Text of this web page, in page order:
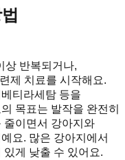
상 반복되거나,
제 치료를 시작해요.
티라세탐 등을
목표는 발작을 완전히
줄이면서 강아지와
요. 많은 강아지에서
게 낮출 수 있어요.